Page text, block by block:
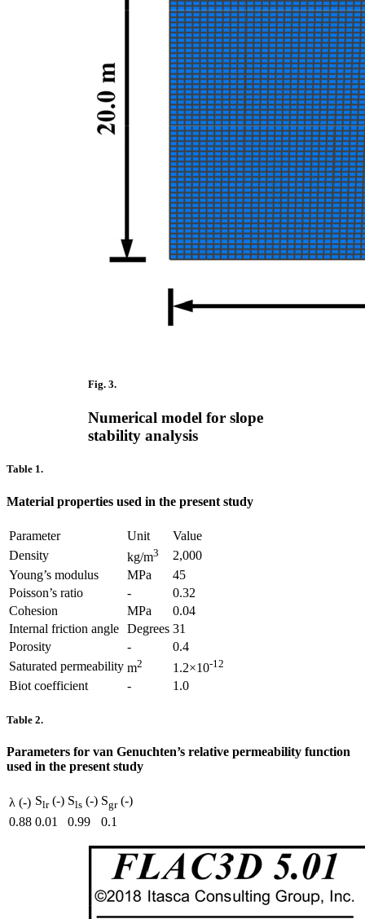
Fig. 3.
Numerical model for slope
stability analysis
Table 1.
Material properties used in the present study
Parameter Unit
Value
Density
kg/m3
2,000
Young’s modulus
MPa
45
Poisson’s ratio
-
0.32
Cohesion
MPa
0.04
Internal friction angle Degrees 31
Porosity
-
0.4
Saturated permeability m2 1.2×10-12
Biot coefficient - 1.0
Table 2.
Parameters for van Genuchten’s relative permeability function
used in the present study
λ (-) Slr(-) Sls (-) Sgr(-)
0.88 0.01 0.99 0.1